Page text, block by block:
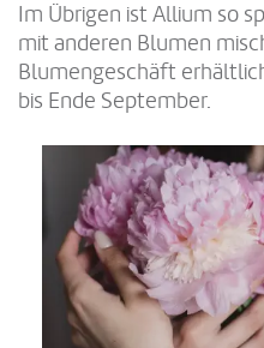
Im Übrigen ist Allium so
mit anderen Blumen
Blumengeschäft
bis Ende September.